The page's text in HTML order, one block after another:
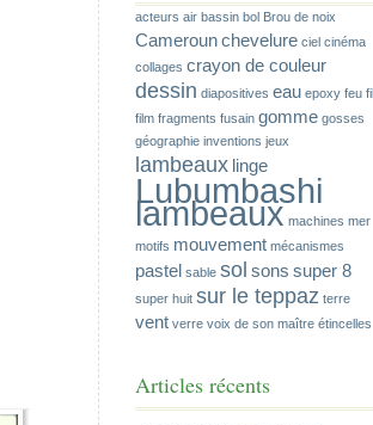
acteurs air bassin bol Brou de noix
Camerounchevelure ciel cinéma
collages crayon de couleur
dessin diapositives eau epoxy feu fil
film fragments fusain gomme gosses
géographie inventions jeux
lambeaux linge
Lubumbashi
lambeaux machines mer
motifs mouvement mécanismes
pastel sable sol sons super 8
super huit sur le teppaz terre
vent verre voix de son maître étincelles
Articles récents